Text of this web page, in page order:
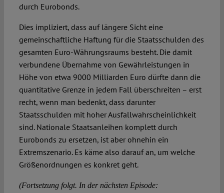
durch Eurobonds.
Dies impliziert, dass auf längere Sicht eine
gemeinschaftliche Haftung für die Staatsschulden des
gesamten Euro-Währungsraums besteht. Die damit
verbundene Übernahme von Gewährleistungen in
Höhe von etwa 9000 Milliarden Euro dürfte dann die
quantitative Grenze in jedem Fall überschreiten – erst
recht, wenn man bedenkt, dass darunter
Staatsschulden mit hoher Ausfall­wahr­scheinlichkeit
sind. Nationale Staatsanleihen komplett durch
Eurobonds zu ersetzen, ist aber ohnehin ein
Extremszenario. Es käme also darauf an, um welche
Größenordnungen es konkret geht.
(Fortsetzung folgt. In der nächsten Episode: